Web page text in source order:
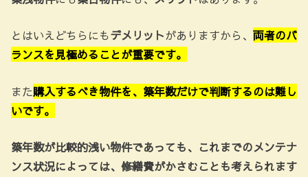
とはいえどちらにもデメリットがありますから、 両者のバ
ランスを見極めることが重要です。
また購入するべき物件を、築年数だけで判断するのは難し
いです。
築年数が比較的浅い物件であっても、これまでのメンテナ
ンス状況によっては、修繕費がかさむことも考えられます